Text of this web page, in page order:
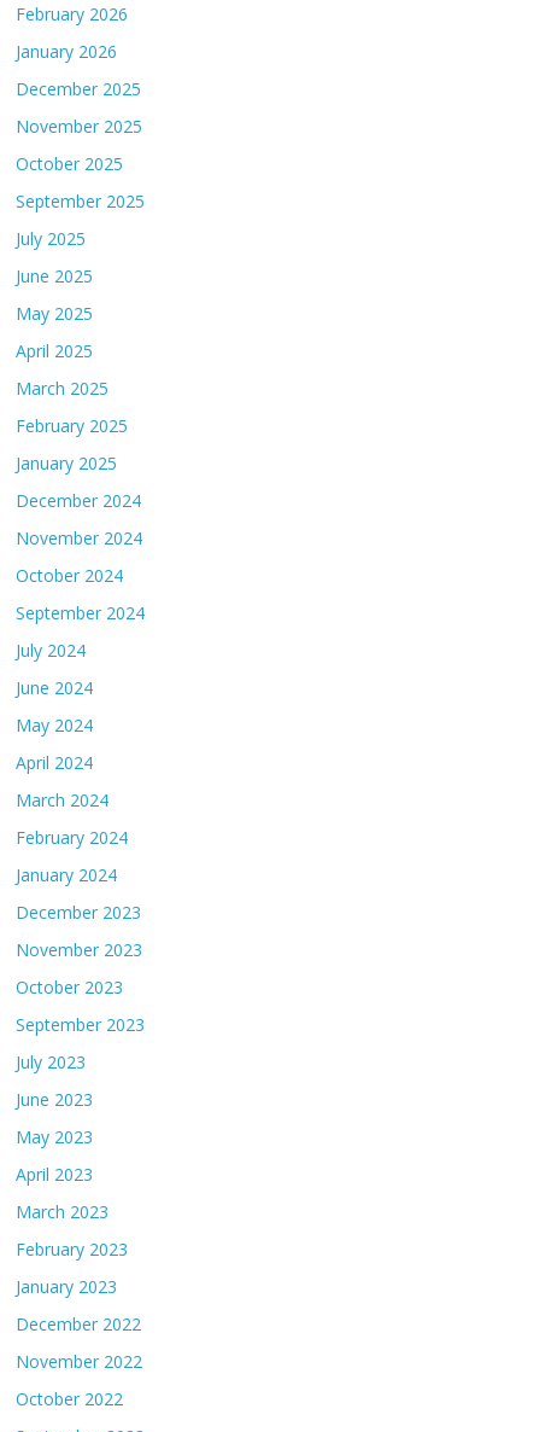
February 2026
January 2026
December 2025
November 2025
October 2025
September 2025
July 2025
June 2025
May 2025
April 2025
March 2025
February 2025
January 2025
December 2024
November 2024
October 2024
September 2024
July 2024
June 2024
May 2024
April 2024
March 2024
February 2024
January 2024
December 2023
November 2023
October 2023
September 2023
July 2023
June 2023
May 2023
April 2023
March 2023
February 2023
January 2023
December 2022
November 2022
October 2022